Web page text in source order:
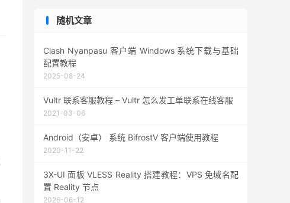
随机文章
Clash Nyanpasu 客户端 Windows 系统下载与基础
配置教程
2025-08-24
Vultr 联系客服教程 – Vultr 怎么发工单联系在线客服
2021-03-06
Android（安卓） 系统 BifrostV 客户端使用教程
2020-11-22
3X-UI 面板 VLESS Reality 搭建教程：VPS 免域名配
置 Reality 节点
2026-06-12